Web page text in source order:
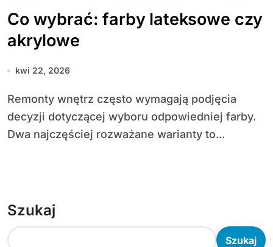
Co wybrać: farby lateksowe czy
akrylowe
kwi 22, 2026
Remonty wnętrz często wymagają podjęcia
decyzji dotyczącej wyboru odpowiedniej farby.
Dwa najczęściej rozważane warianty to...
Szukaj
Szukaj